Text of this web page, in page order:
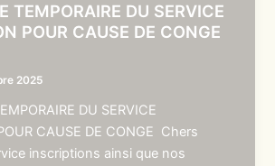
TEMPORAIRE DU SERVICE
POUR CAUSE DE CONGE
2025
DU SERVICE
CAUSE DE CONGE Chers
inscriptions ainsi que nos